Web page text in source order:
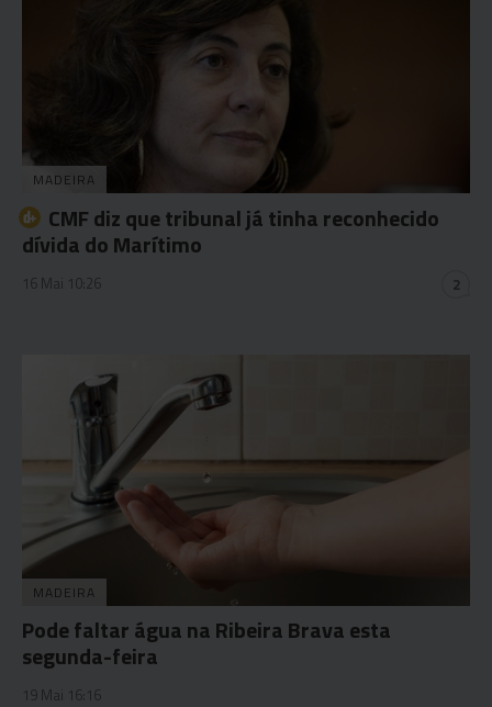
MADEIRA
CMF diz que tribunal já tinha reconhecido
dívida do Marítimo
16 Mai 10:26 2
MADEIRA
Pode faltar água na Ribeira Brava esta
segunda-feira
19 Mai 16:16